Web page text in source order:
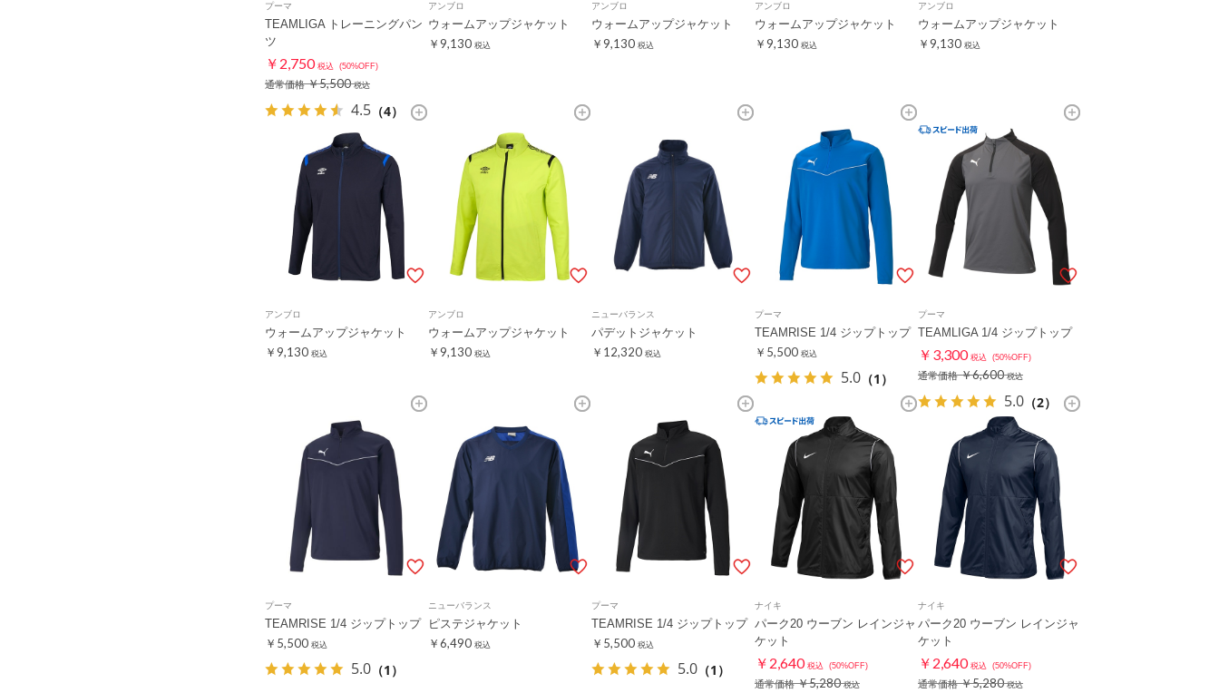
プーマ
TEAMLIGA トレーニングパン
ツ
￥2,750 税込 (50%OFF)
通常価格￥5,500 税込
4.5 （4）
アンブロ
ウォームアップジャケット
￥9,130 税込
アンブロ
ウォームアップジャケット
￥9,130 税込
アンブロ
ウォームアップジャケット
￥9,130 税込
アンブロ
ウォームアップジャケット
￥9,130 税込
アンブロ
ウォームアップジャケット
￥9,130 税込
アンブロ
ウォームアップジャケット
￥9,130 税込
ニューバランス
パデットジャケット
￥12,320 税込
プーマ
TEAMRISE 1/4 ジップトップ
￥5,500 税込
5.0 （1）
プーマ
TEAMLIGA 1/4 ジップトップ
￥3,300 税込 (50%OFF)
通常価格￥6,600 税込
5.0 （2）
プーマ
TEAMRISE 1/4 ジップトップ
￥5,500 税込
5.0 （1）
ニューバランス
ピステジャケット
￥6,490 税込
プーマ
TEAMRISE 1/4 ジップトップ
￥5,500 税込
5.0 （1）
ナイキ
パーク20 ウーブン レインジャ
ケット
￥2,640 税込 (50%OFF)
通常価格￥5,280 税込
ナイキ
パーク20 ウーブン レインジャ
ケット
￥2,640 税込 (50%OFF)
通常価格￥5,280 税込